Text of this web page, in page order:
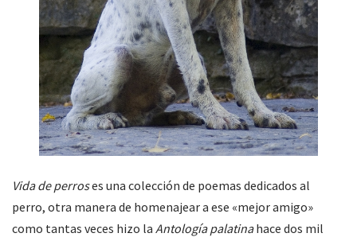
Vida de perroses una colección de poemas dedicados al
perro, otra manera de homenajear a ese «mejor amigo»
como tantas veces hizo la Antología palatinahace dos mil